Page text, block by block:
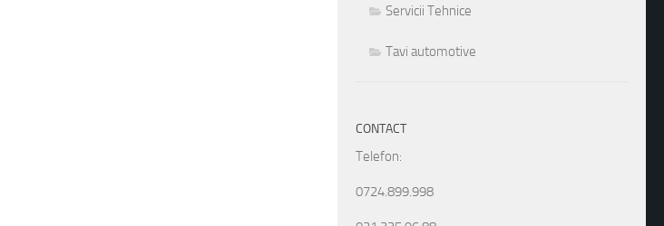
Servicii Tehnice
Tavi automotive
CONTACT
Telefon:
0724.899.998